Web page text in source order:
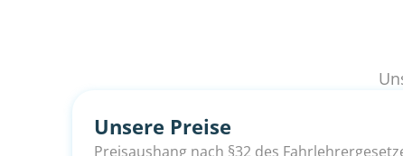
Unsere Preise
Preisaushang nach §32 des